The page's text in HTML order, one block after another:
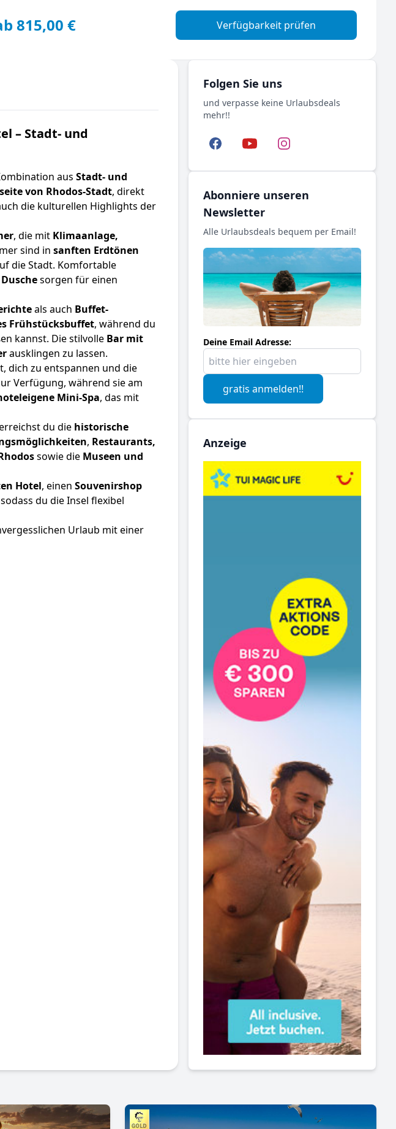
815,00 € Verfügbarkeit prüfen
– Stadt- und
aus Stadt- und
von Rhodos-Stadt, direkt
die kulturellen Highlights der
, die mit Klimaanlage,
sind in sanften Erdtönen
die Stadt. Komfortable
sorgen für einen
als auch Buffet-
Frühstücksbuffet, während du
kannst. Die stilvolle Bar mit
ausklingen zu lassen.
dich zu entspannen und die
Verfügung, während sie am
Mini-Spa, das mit
du die historische
, Restaurants,
sowie die Museen und
Hotel, einen Souvenirshop
du die Insel flexibel
Urlaub mit einer
Folgen Sie uns
und verpasse keine Urlaubsdeals
mehr!!
FacebookYouTubeInstagram
Abonniere unseren
Newsletter
Alle Urlaubsdeals bequem per Email!
Deine Email Adresse:
gratis anmelden!!
Anzeige